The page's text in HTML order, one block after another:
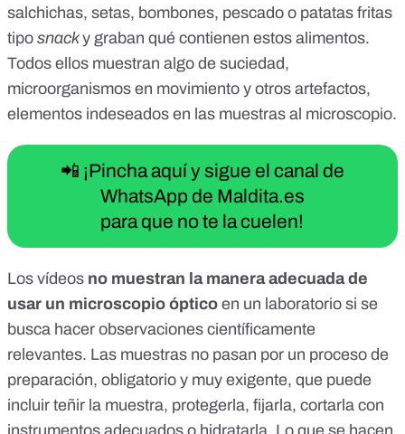
salchichas, setas, bombones, pescado o patatas fritas
tipo snack y graban qué contienen estos alimentos.
Todos ellos muestran algo de suciedad,
microorganismos en movimiento y otros artefactos,
elementos indeseados en las muestras al microscopio.
📲 ¡Pincha aquí y sigue el canal de
WhatsApp de Maldita.es
para que no te la cuelen!
Los vídeos no muestran la manera adecuada de
usar un microscopio óptico en un laboratorio si se
busca hacer observaciones científicamente
relevantes. Las muestras no pasan por un proceso de
preparación, obligatorio y muy exigente, que puede
incluir teñir la muestra, protegerla, fijarla, cortarla con